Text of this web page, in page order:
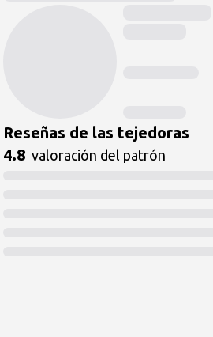
Reseñas de las tejedoras
4.8 valoración del patrón